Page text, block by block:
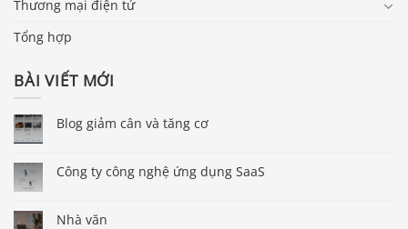
Thương mại điện tử
Tổng hợp
BÀI VIẾT MỚI
Blog giảm cân và tăng cơ
Công ty công nghệ ứng dụng SaaS
Nhà văn